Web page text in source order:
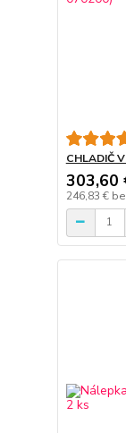
CHLADIČ
303,60
246,83 €